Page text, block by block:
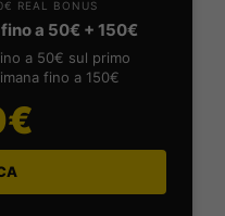
REAL BONUS
a 50€ + 150€
a 50€ sul primo
fino a 150€